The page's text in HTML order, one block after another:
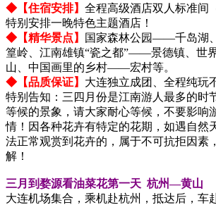
◆【住宿安排】 全程高级酒店双人标准间
特别安排一晚特色主题酒店！
◆【精华景点】
国家森林公园——千岛湖
篁岭、江南雄镇“瓷之都”——景德镇、
山、中国画里的乡村——宏村等。
◆【品质保证】 大连独立成团、全程纯玩
特别告知：三四月份是江南游人最多的时
等候的景象，请大家耐心等候，不要影响
情！因各种花卉有特定的花期，如遇自然
法正常观赏到花卉的，属于不可抗拒因素
解！
三月到婺源看油菜花第一天 杭州—黄山
大连机场集合，乘机赴杭州，抵达后，车